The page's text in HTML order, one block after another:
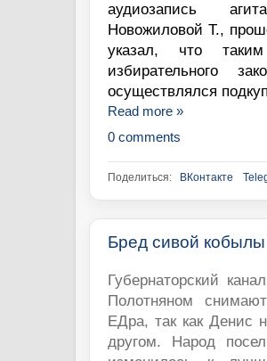
аудиозапись
Новожиловой Т.,
указал, что
избирательного
осуществлялся
Read more »
0 comments
Поделиться: ВКонтакте
Бред сивой кобылы
Губернаторский
Полотняном
ЕДра, так как Денис
другом. Народ